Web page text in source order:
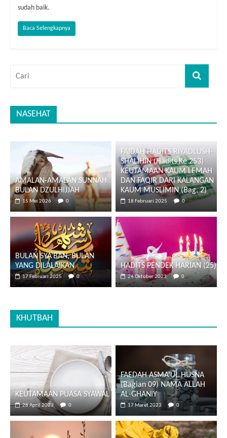
sudah baik.
Baca Selengkapnya
NASEHAT
AMALAN-AMALAN SUNNAH
BULAN DZULHIJJAH
15 Mei 2026 0
FAIDAH HADITS RIYADLUSH-
SHALIHIN (Hadits Ke 253)
KEUTAMAAN KAUM LEMAH
DAN FAQIR DARI KALANGAN
KAUM MUSLIMIN (Bag. 2)
18 Februari 2025 0
BULAN SYA’BAN, BULAN
YANG DILALAIKAN
17 Februari 2025 0
HADITS PENDEK HARIAN (25)
24 Oktober 2023 0
KHUTBAH
KEUTAMAAN PUASA SYAWAL
28 April 2023 0
FAEDAH ASMA’UL HUSNA
(Bagian 09) NAMA ALLAH
AL-GHANIY
17 Maret 2023 0